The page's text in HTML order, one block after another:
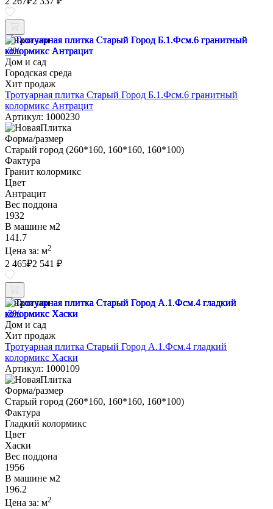
В наличии
-3%
Дом и сад
Городская среда
Хит продаж
Тротуарная плитка Старый Город Б.1.Фсм.6 гранитный
колормикс Антрацит
Артикул: 1000230
Форма/размер
Старый город (260*160, 160*160, 160*100)
Фактура
Гранит колормикс
Цвет
Антрацит
Вес поддона
1932
В машине м2
141.7
Цена за: м2
2 465₽2 541 ₽
В наличии
-3%
Дом и сад
Хит продаж
Тротуарная плитка Старый Город А.1.Фсм.4 гладкий
колормикс Хаски
Артикул: 1000109
Форма/размер
Старый город (260*160, 160*160, 160*100)
Фактура
Гладкий колормикс
Цвет
Хаски
Вес поддона
1956
В машине м2
196.2
Цена за: м2